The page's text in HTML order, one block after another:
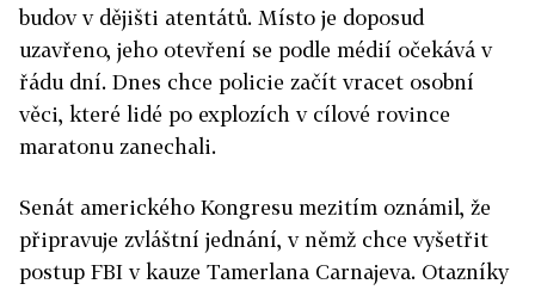
budov v dějišti atentátů. Místo je doposud
uzavřeno, jeho otevření se podle médií očekává v
řádu dní. Dnes chce policie začít vracet osobní
věci, které lidé po explozích v cílové rovince
maratonu zanechali.
Senát amerického Kongresu mezitím oznámil, že
připravuje zvláštní jednání, v němž chce vyšetřit
postup FBI v kauze Tamerlana Carnajeva. Otazníky